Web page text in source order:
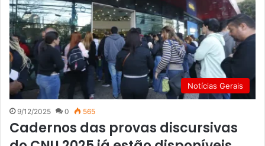
Notícias Gerais
9/12/2025 0 565
Cadernos das provas discursivas